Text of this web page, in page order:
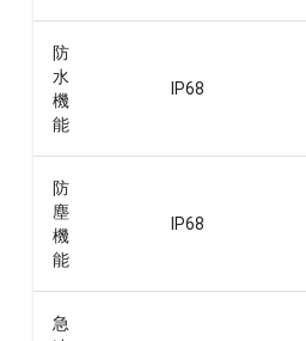
防
水
機
能
IP68
防
塵
機
能
IP68
急